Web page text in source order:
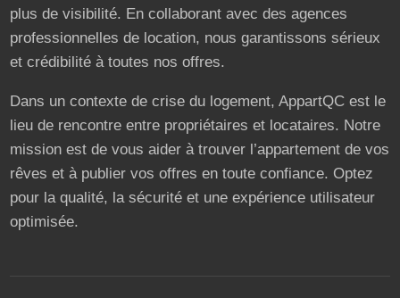
plus de visibilité. En collaborant avec des agences
professionnelles de location, nous garantissons sérieux
et crédibilité à toutes nos offres.
Dans un contexte de crise du logement, AppartQC est le
lieu de rencontre entre propriétaires et locataires. Notre
mission est de vous aider à trouver l’appartement de vos
rêves et à publier vos offres en toute confiance. Optez
pour la qualité, la sécurité et une expérience utilisateur
optimisée.